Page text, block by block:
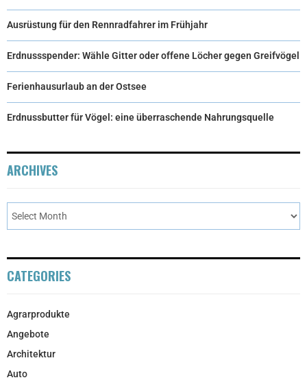
Ausrüstung für den Rennradfahrer im Frühjahr
Erdnussspender: Wähle Gitter oder offene Löcher gegen Greifvögel
Ferienhausurlaub an der Ostsee
Erdnussbutter für Vögel: eine überraschende Nahrungsquelle
ARCHIVES
CATEGORIES
Agrarprodukte
Angebote
Architektur
Auto